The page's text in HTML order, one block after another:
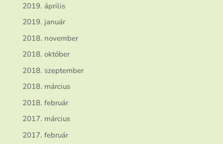
2019. április
2019. január
2018. november
2018. október
2018. szeptember
2018. március
2018. február
2017. március
2017. február